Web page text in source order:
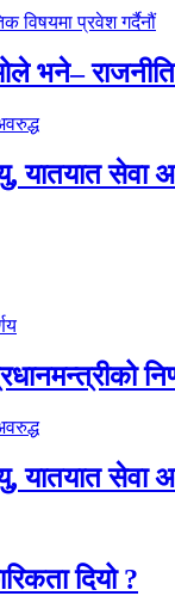
भने–
यातयात सेवा
यातयात सेवा
दियो ?